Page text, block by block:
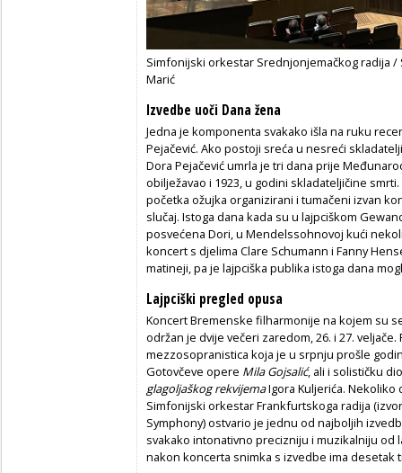
Simfonijski orkestar Srednjonjemačkog radija /
Marić
Izvedbe uoči Dana žena
Jedna je komponenta svakako išla na ruku
Pejačević. Ako postoji sreća u nesreći
Dora Pejačević umrla je tri dana prije
obilježavao i 1923, u godini skladateljičine
početka ožujka organizirani i tumačeni izvan
slučaj. Istoga dana kada su u lajpciškom
posvećena Dori, u Mendelssohnovoj kući
koncert s djelima Clare Schumann i Fanny
matineji, pa je lajpciška publika istoga dana
Lajpciški pregled opusa
Koncert Bremenske filharmonije na kojem su
održan je dvije večeri zaredom, 26. i 27.
mezzosopranistica koja je u srpnju prošle
Gotovčeve opere Mila Gojsalić, ali i solističku
glagoljaškog rekvijemaIgora Kuljerića. Nekoliko
Simfonijski orkestar Frankfurtskoga radija
Symphony) ostvario je jednu od najboljih
svakako intonativno precizniju i muzikalniju
nakon koncerta snimka s izvedbe ima desetak